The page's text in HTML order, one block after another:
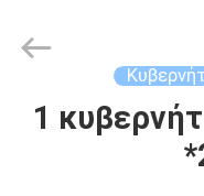
ΣΠΊΤΙ
Rights
1